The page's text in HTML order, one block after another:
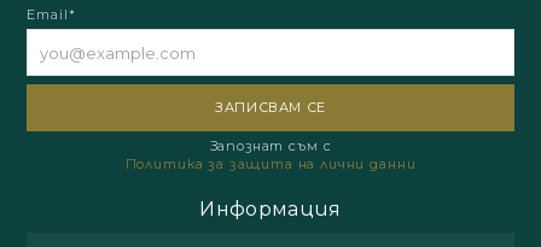
Email*
Запознат съм с
Политика за защита на лични данни
Информация